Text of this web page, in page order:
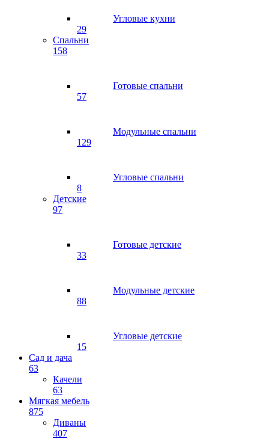
Угловые кухни
29
Спальни
158
Готовые спальни
57
Модульные спальни
129
Угловые спальни
8
Детские
97
Готовые детские
33
Модульные детские
88
Угловые детские
15
Сад и дача
63
Качели
63
Мягкая мебель
875
Диваны
407